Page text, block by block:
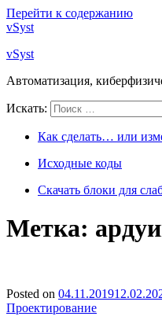
Перейти к содержанию
vSyst
vSyst
Автоматизация,
Искать:
Как сделать… или
Исходные коды
Скачать блоки для
Метка:
Posted on 04.11.2019
Проектирование